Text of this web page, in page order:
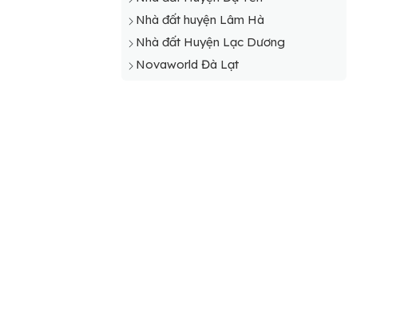
Nhà đất huyện Lâm Hà
Nhà đất Huyện Lạc Dương
Novaworld Đà Lạt